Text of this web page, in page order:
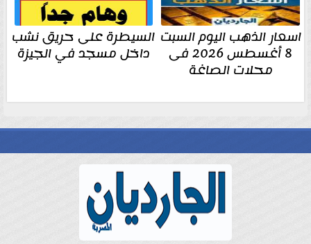
اسعار الذهب اليوم السبت
8 أغسطس 2026 فى
محلات الصاغة
السيطرة على حريق نشب
داخل مسجد في الجيزة